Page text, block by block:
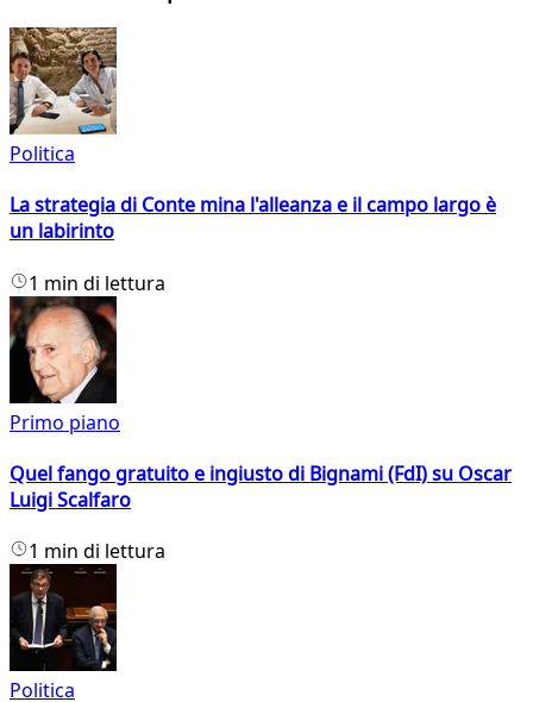
Politica
La strategia di Conte mina l'alleanza e il campo largo è
un labirinto
1 min di lettura
Primo piano
Quel fango gratuito e ingiusto di Bignami (FdI) su Oscar
Luigi Scalfaro
1 min di lettura
Politica